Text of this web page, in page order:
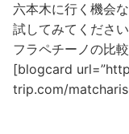
六本木に行く機会
試してみてくださ
フラペチーノの比
[blogcard
trip.com/